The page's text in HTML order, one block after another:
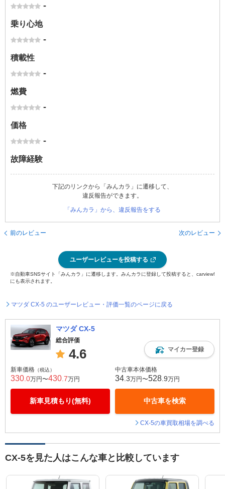
-
乗り心地
-
積載性
-
燃費
-
価格
-
故障経験
下記のリンクから「みんカラ」に遷移して、
違反報告ができます。
「みんカラ」から、違反報告をする
前のレビュー 次のレビュー
ユーザーレビューを投稿する
※自動車SNSサイト「みんカラ」に遷移します。みんカラに登録して投稿すると、carview!
にも表示されます。
マツダ CX-5 のユーザーレビュー・評価一覧のページに戻る
マツダ CX-5
総合評価
4.6 マイカー登録
新車価格 （税込）
330 .0万円〜430 .7万円
新車見積もり(無料)
中古車本体価格
34 .3万円〜528 .9万円
中古車を検索
CX-5の車買取相場を調べる
CX-5を見た人はこんな車と比較しています